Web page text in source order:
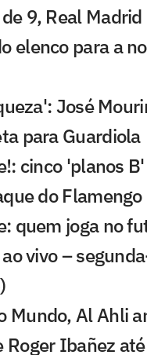
9, Real
elenco para a
José
para Guardiola
cinco 'planos
do Flamengo
quem joga no
vivo –
Mundo, Al Ahli
Roger Ibañez